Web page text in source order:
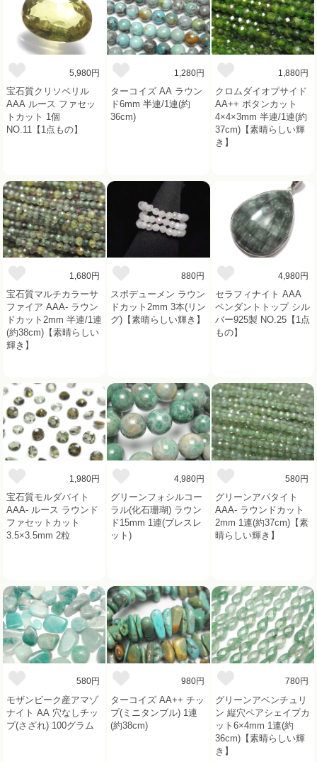
5,980円
宝石質クリソベリル
AAA ルース ファセッ
トカット 1個
NO.11【1点もの】
1,280円
ターコイズ AA ラウン
ド6mm 半連/1連(約
36cm)
1,880円
クロムダイオプサイド
AA++ ボタンカット
4×4×3mm 半連/1連(約
37cm)【素晴らしい輝
き】
1,680円
宝石質マルチカラーサ
ファイア AAA- ラウン
ドカット2mm 半連/1連
(約38cm)【素晴らしい
輝き】
880円
スポデューメン ラウン
ドカット2mm 3本(リン
グ)【素晴らしい輝き】
4,980円
セラフィナイト AAA
ペンダントトップ シル
バー925製 NO.25【1点
もの】
1,980円
宝石質モルダバイト
AAA- ルース ラウンド
ファセットカット
3.5×3.5mm 2粒
4,980円
グリーンフォシルコー
ラル(化石珊瑚) ラウン
ド15mm 1連(ブレスレ
ット)
580円
グリーンアパタイト
AAA- ラウンドカット
2mm 1連(約37cm)【素
晴らしい輝き】
580円
モザンビーク産アマゾ
ナイト AA 穴なしチッ
プ(さざれ) 100グラム
980円
ターコイズ AA++ チッ
プ(ミニタンブル) 1連
(約38cm)
780円
グリーンアベンチュリ
ン 縦穴ペアシェイプカ
ット6×4mm 1連(約
36cm)【素晴らしい輝
き】